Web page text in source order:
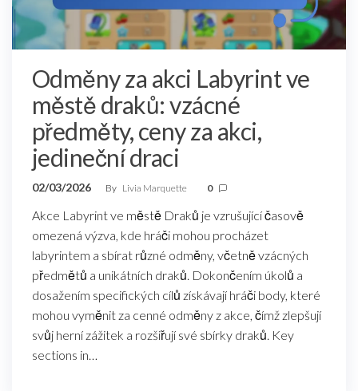
Odměny za akci Labyrint ve
městě draků: vzácné
předměty, ceny za akci,
jedineční draci
02/03/2026 By Livia Marquette 0
Akce Labyrint ve městě Draků je vzrušující časově
omezená výzva, kde hráči mohou procházet
labyrintem a sbírat různé odměny, včetně vzácných
předmětů a unikátních draků. Dokončením úkolů a
dosažením specifických cílů získávají hráči body, které
mohou vyměnit za cenné odměny z akce, čímž zlepšují
svůj herní zážitek a rozšiřují své sbírky draků. Key
sections in…